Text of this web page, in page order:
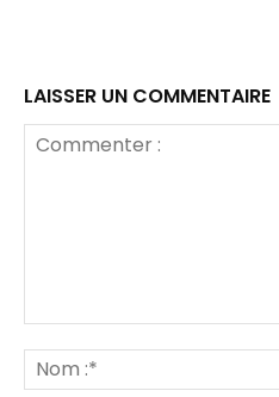
LAISSER UN COMMENTAIRE